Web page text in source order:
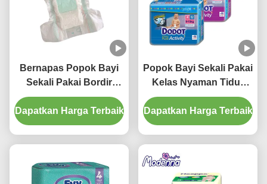
Bernapas Popok Bayi
Sekali Pakai Bordir
Popok Katun Lembut
Dapatkan Harga Terbaik
Popok Bayi Sekali Pakai
Kelas Nyaman Tidur
Popok Bayi Lembut
Dapatkan Harga Terbaik